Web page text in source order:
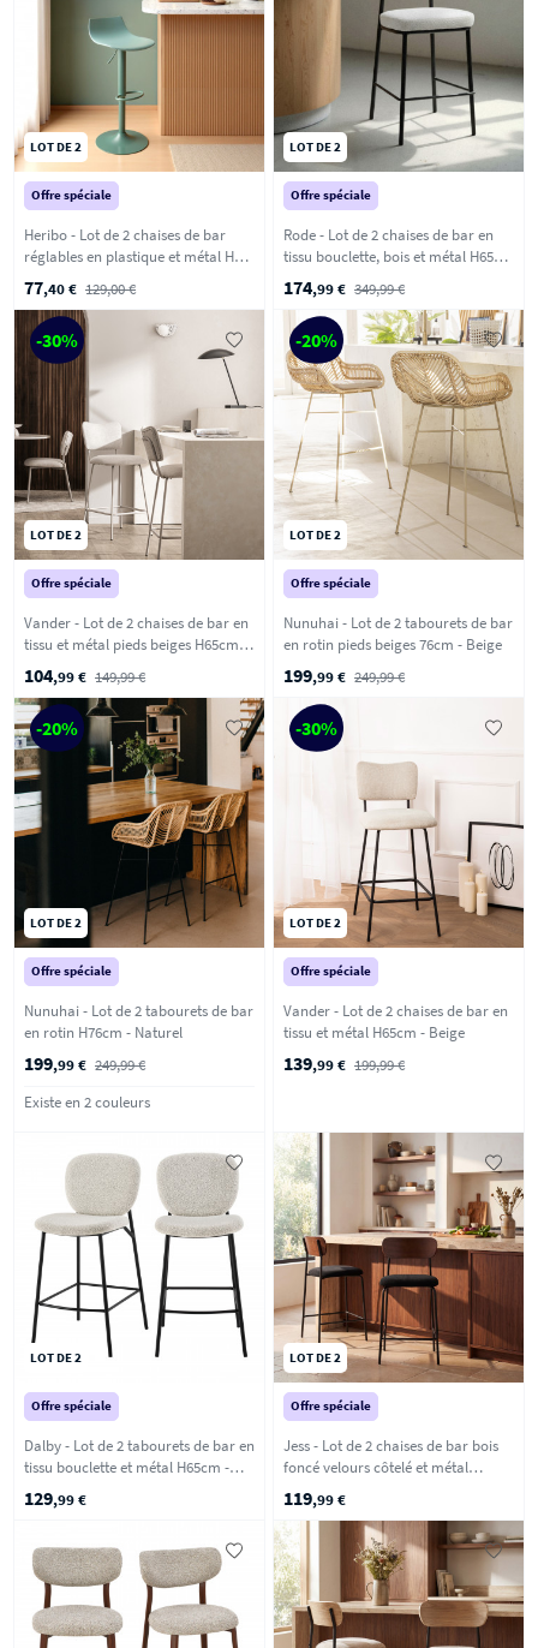
LOT DE 2
Offre spéciale
Heribo - Lot de 2 chaises de bar
réglables en plastique et métal H58-
77,40 € 129,00 €
LOT DE 2
Offre spéciale
Rode - Lot de 2 chaises de bar en
tissu bouclette, bois et métal H65cm
- Écru chiné
174,99 € 349,99 €
-30%
LOT DE 2
Offre spéciale
Vander - Lot de 2 chaises de bar en
tissu et métal pieds beiges H65cm -
Beige
104,99 € 149,99 €
-20%
LOT DE 2
Offre spéciale
Nunuhai - Lot de 2 tabourets de bar
en rotin pieds beiges 76cm - Beige
199,99 € 249,99 €
-20%
LOT DE 2
Offre spéciale
Nunuhai - Lot de 2 tabourets de bar
en rotin H76cm - Naturel
199,99 € 249,99 €
Existe en 2 couleurs
-30%
LOT DE 2
Offre spéciale
Vander - Lot de 2 chaises de bar en
tissu et métal H65cm - Beige
139,99 € 199,99 €
LOT DE 2
Offre spéciale
Dalby - Lot de 2 tabourets de bar en
tissu bouclette et métal H65cm -
Écru chiné
129,99 €
LOT DE 2
Offre spéciale
Jess - Lot de 2 chaises de bar bois
foncé velours côtelé et métal
119,99 €